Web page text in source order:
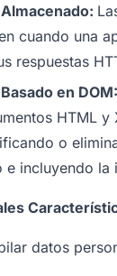
Almacenado:
cuando una
respuestas
en DOM:
HTML y
o
e incluyendo la
datos